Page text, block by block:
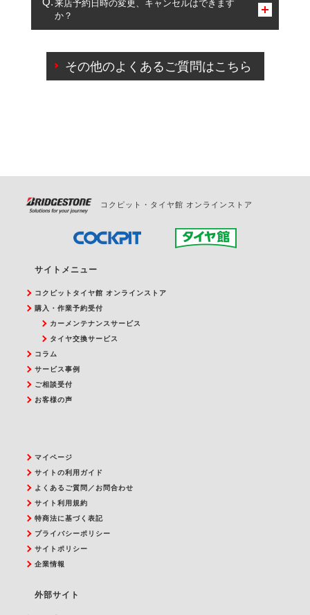
一部の商品・サービスの組み合わせに限り、同時にご予約が
出来ないものもございます。
来店予約日時の変更、キャンセルはできます
か？
ご来店予約日の3営業日前を過ぎている場合のご予約
の日時変更につきましては、直接ご予約の店舗まで
その他のよくあるご質問はこちら
コクピット・タイヤ館 オンラインストア
サイトメニュー
コクピットタイヤ館 オンラインストア
購入・作業予約受付
カーメンテナンスサービス
タイヤ交換サービス
コラム
サービス事例
ご相談受付
お客様の声
マイページ
サイトの利用ガイド
よくあるご質問／お問合わせ
サイト利用規約
特商法に基づく表記
プライバシーポリシー
サイトポリシー
企業情報
外部サイト